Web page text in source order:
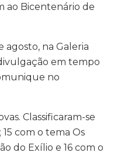
ao Bicentenário de
na Galeria
em tempo
no
Classificaram-se
15 com o tema Os
do Exílio e 16 com o